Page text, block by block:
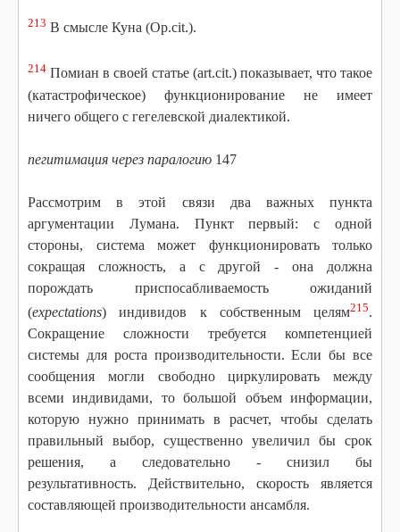
213 В смысле Куна (Op.cit.).
214 Помиан в своей статье (art.cit.) показывает, что такое
(катастрофическое) функционирование не имеет
ничего общего с гегелевской диалектикой.
пегитимация через паралогию 147
Рассмотрим в этой связи два важных пункта
аргументации Лумана. Пункт первый: с одной
стороны, система может функционировать только
сокращая сложность, а с другой - она должна
порождать приспосабливаемость ожиданий
(expectations) индивидов к собственным целям215.
Сокращение сложности требуется компетенцией
системы для роста производительности. Если бы все
сообщения могли свободно циркулировать между
всеми индивидами, то большой объем информации,
которую нужно принимать в расчет, чтобы сделать
правильный выбор, существенно увеличил бы срок
решения, а следовательно - снизил бы
результативность. Действительно, скорость является
составляющей производительности ансамбля.